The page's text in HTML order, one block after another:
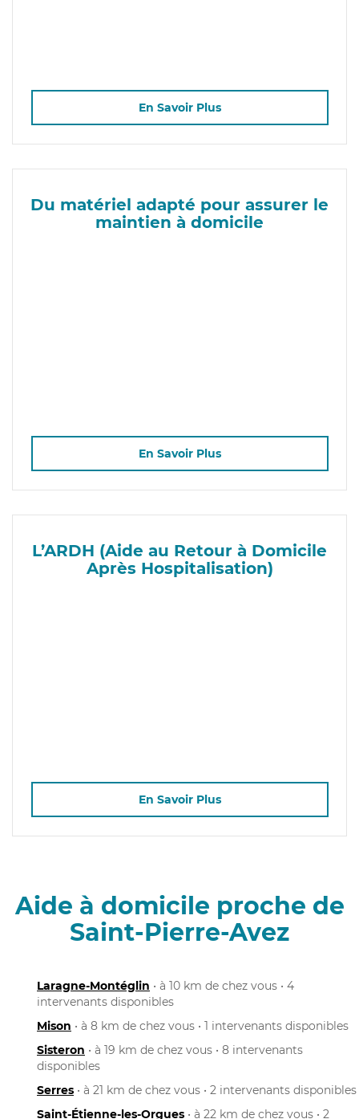
En Savoir Plus
Du matériel adapté pour assurer le
maintien à domicile
En Savoir Plus
L’ARDH (Aide au Retour à Domicile
Après Hospitalisation)
En Savoir Plus
Aide à domicile proche de
Saint-Pierre-Avez
Laragne-Montéglin • à 10 km de chez vous • 4
intervenants disponibles
Mison • à 8 km de chez vous • 1 intervenants disponibles
Sisteron • à 19 km de chez vous • 8 intervenants
disponibles
Serres • à 21 km de chez vous • 2 intervenants disponibles
Saint-Étienne-les-Orgues • à 22 km de chez vous • 2